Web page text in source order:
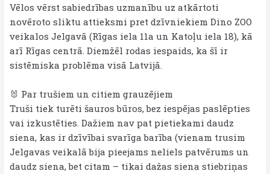
Vēlos vērst sabiedrības uzmanību uz atkārtoti
novēroto sliktu attieksmi pret dzīvniekiem Dino ZOO
veikalos Jelgavā (Rīgas iela 11a un Katoļu iela 18), kā
arī Rīgas centrā. Diemžēl rodas iespaids, ka šī ir
sistēmiska problēma visā Latvijā.
🐰 Par trušiem un citiem grauzējiem
Truši tiek turēti šauros būros, bez iespējas paslēpties
vai izkustēties. Dažiem nav pat pietiekami daudz
siena, kas ir dzīvībai svarīga barība (vienam trusim
Jelgavas veikalā bija pieejams neliels patvērums un
daudz siena, bet citam – tikai dažas siena stiebriņas